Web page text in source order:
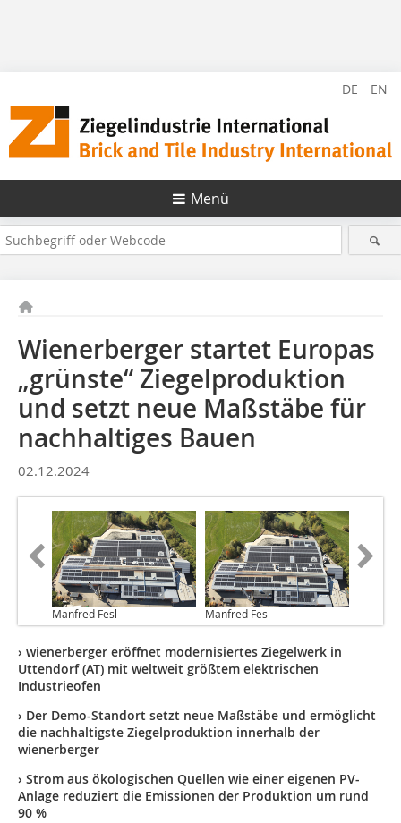
DE EN
Menü
Wienerberger startet Europas
„grünste“ Ziegelproduktion
und setzt neue Maßstäbe für
nachhaltiges Bauen
02.12.2024
Manfred Fesl Manfred Fesl
› wienerberger eröffnet modernisiertes Ziegelwerk in
Uttendorf (AT) mit weltweit größtem elektrischen
Industrieofen
› Der Demo-Standort setzt neue Maßstäbe und ermöglicht
die nachhaltigste Ziegelproduktion innerhalb der
wienerberger
› Strom aus ökologischen Quellen wie einer eigenen PV-
Anlage reduziert die Emissionen der Produktion um rund
90 %